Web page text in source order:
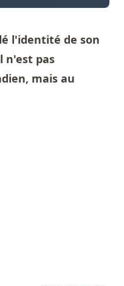
l'identité de son
n'est pas
mais au